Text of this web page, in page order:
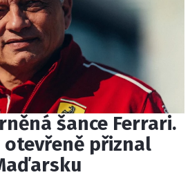
šance Ferrari.
otevřeně přiznal